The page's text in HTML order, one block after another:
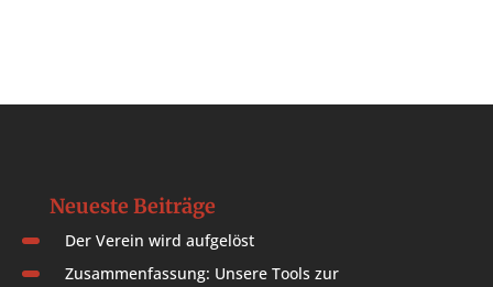
Neueste Beiträge
Der Verein wird aufgelöst
Zusammenfassung: Unsere Tools zur